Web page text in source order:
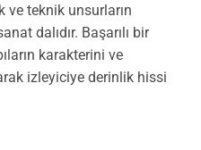
teknik unsurların
dalıdır. Başarılı bir
karakterini ve
izleyiciye derinlik hissi